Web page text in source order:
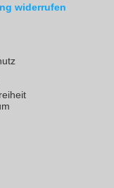
widerrufen